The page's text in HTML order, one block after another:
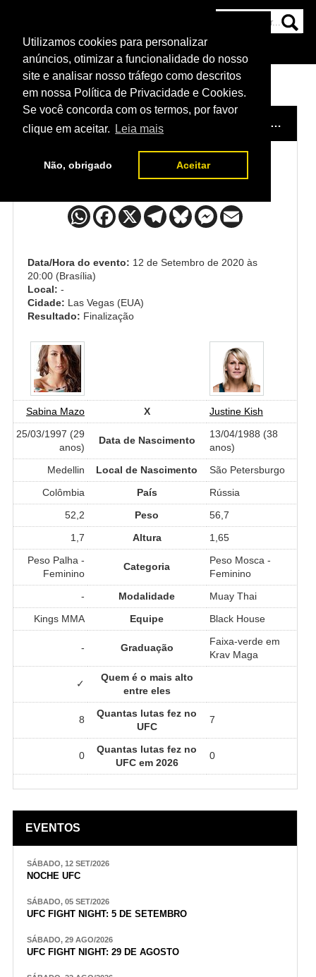
Utilizamos cookies para personalizar
anúncios, otimizar a funcionalidade do nosso
site e analisar nosso tráfego como descritos
em nossa Política de Privacidade e Cookies.
Se você concorda com os termos, por favor
clique em aceitar.
Leia mais
Não, obrigado Aceitar
NOTÍCIAS
HOME EVENTO / UFC: MICHELLE WATERSON X ANGELA HILL
Sabina Mazo x Justine Kish
Data/Hora do evento: 12 de Setembro de 2020 às
20:00 (Brasília)
Local: -
Cidade: Las Vegas (EUA)
Resultado: Finalização
Sabina Mazo X
Justine Kish
25/03/1997 (29
anos)
Data de Nascimento
13/04/1988 (38
anos)
Medellin
Local de Nascimento
São Petersburgo
Colômbia
País
Rússia
52,2
Peso
56,7
1,7
Altura
1,65
Peso Palha -
Feminino
Categoria
Peso Mosca -
Feminino
-
Modalidade
Muay Thai
Kings MMA
Equipe Black House
- Graduação
Faixa-verde em
Krav Maga
✓
Quem é o mais alto
entre eles
8
Quantas lutas fez no
UFC
7
0
Quantas lutas fez no
UFC em 2026
0
EVENTOS
SÁBADO, 12 SET/2026
NOCHE UFC
SÁBADO, 05 SET/2026
UFC FIGHT NIGHT: 5 DE SETEMBRO
SÁBADO, 29 AGO/2026
UFC FIGHT NIGHT: 29 DE AGOSTO